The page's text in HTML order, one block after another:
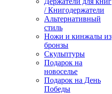
/ Книгодержатели
Альтернативный
стиль
Ножи и кинжалы из
бронзы
Скульптуры
Подарок на
новоселье
Подарок на День
Победы